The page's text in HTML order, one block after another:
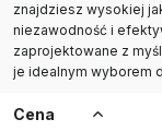
znajdziesz wysokiej
niezawodność i
zaprojektowane z
je idealnym wyborem
Cena